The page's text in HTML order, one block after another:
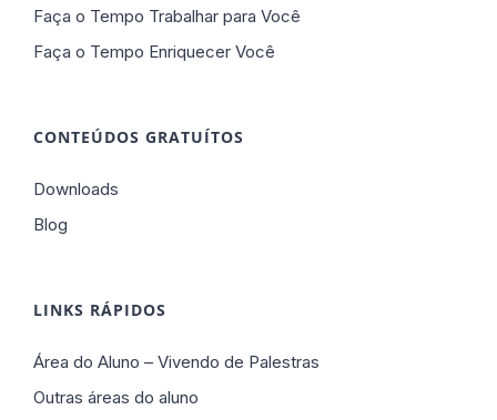
Faça o Tempo Trabalhar para Você
Faça o Tempo Enriquecer Você
CONTEÚDOS GRATUÍTOS
Downloads
Blog
LINKS RÁPIDOS
Área do Aluno – Vivendo de Palestras
Outras áreas do aluno